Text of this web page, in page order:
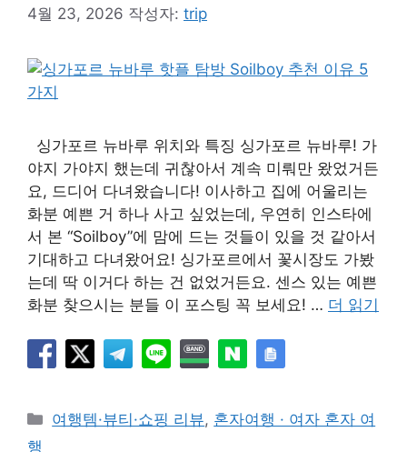
4월 23, 2026 작성자: trip
싱가포르 뉴바루 위치와 특징 싱가포르 뉴바루! 가
야지 가야지 했는데 귀찮아서 계속 미뤄만 왔었거든
요, 드디어 다녀왔습니다! 이사하고 집에 어울리는
화분 예쁜 거 하나 사고 싶었는데, 우연히 인스타에
서 본 “Soilboy”에 맘에 드는 것들이 있을 것 같아서
기대하고 다녀왔어요! 싱가포르에서 꽃시장도 가봤
는데 딱 이거다 하는 건 없었거든요. 센스 있는 예쁜
화분 찾으시는 분들 이 포스팅 꼭 보세요! … 더 읽기
카
여행템·뷰티·쇼핑 리뷰, 혼자여행 · 여자 혼자 여
행